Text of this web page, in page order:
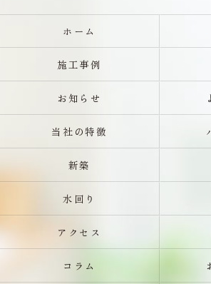
ホーム
施工事例
お知らせ
当社の特徴
新築
水回り
アクセス
コラム